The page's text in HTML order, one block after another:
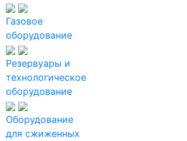
Газовое
оборудование
Резервуары и
технологическое
оборудование
Оборудование
для сжиженных